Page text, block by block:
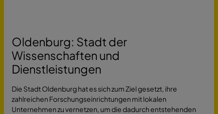
Oldenburg: Stadt der
Wissenschaften und
Dienstleistungen
Die Stadt Oldenburg hat es sich zum Ziel gesetzt, ihre
zahlreichen Forschungseinrichtungen mit lokalen
Unternehmen zu vernetzen, um die dadurch entstehenden